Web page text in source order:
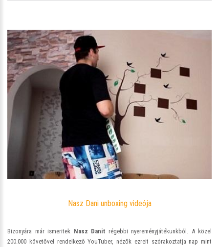
Nasz Dani unboxing videója
Bizonyára már ismeritek Nasz Danit régebbi nyereményjátékunkból. A közel
200.000 követővel rendelkező YouTuber, nézők ezreit szórakoztatja nap mint